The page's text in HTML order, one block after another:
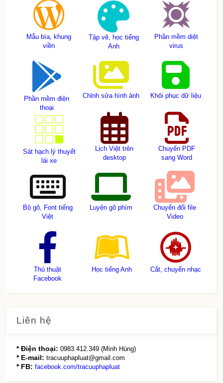
Mẫu bìa, khung
viền
Tập vẽ, học tiếng
Anh
Phần mềm diệt
virus
Phần mềm điện
thoại
Chỉnh sửa hình ảnh Khôi phục dữ liệu
Sát hạch lý thuyết
lái xe
Lịch Việt trên
desktop
Chuyển PDF
sang Word
Bộ gõ, Font tiếng
Việt
Luyện gõ phím
Chuyển đổi file
Video
Thủ thuật
Facebook
Học tiếng Anh Cắt, chuyển nhạc
Liên hệ
* Điện thoại:0983.412.349 (Minh Hùng)
* E-mail: tracuuphapluat@gmail.com
* FB:facebook.com/tracuuphapluat